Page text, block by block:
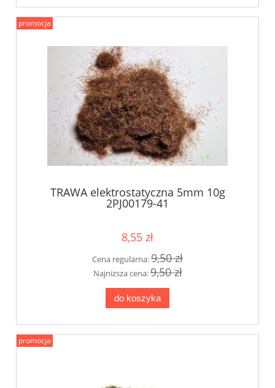
TRAWA elektrostatyczna 5mm 10g
2PJ00179-41
8,55 zł
Cena regularna:9,50 zł
Najniższa cena:9,50 zł
do koszyka
promocja
promocja